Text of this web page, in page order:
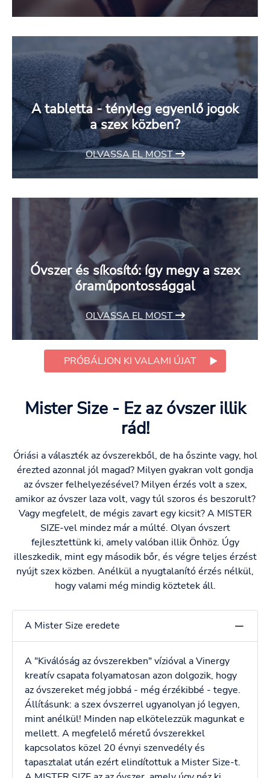
A tabletta - tényleg egyenlő jogok
a szex közben?
OLVASSA EL MOST
Óvszer és síkosító: így megy a szex
óraműpontossággal
OLVASSA EL MOST
PRÓBÁLJON KI VALAMI ÚJAT
Mister Size - Ez az óvszer illik
rád!
Óriási a választék az óvszerekből, de ha őszinte vagy, hol
érezted azonnal jól magad? Milyen gyakran volt gondja
az óvszer felhelyezésével? Milyen érzés volt a szex,
amikor az óvszer laza volt, vagy túl szoros és beszorult?
Vagy megfelelt, de mégis zavart egy kicsit? A MISTER
SIZE-vel mindez már a múlté. Olyan óvszert
fejlesztettünk ki, amely valóban illik Önhöz. Úgy
illeszkedik, mint egy második bőr, és végre teljes érzést
nyújt szex közben. Anélkül a nyugtalanító érzés nélkül,
hogy valami még mindig köztetek áll.
A Mister Size eredete
A "Kiválóság az óvszerekben" vízióval a Vinergy
kreatív csapata folyamatosan azon dolgozik, hogy
az óvszereket még jobbá - még érzékibbé - tegye.
Állításunk: a szex óvszerrel ugyanolyan jó legyen,
mint anélkül! Minden nap elkötelezzük magunkat e
mellett. A megfelelő méretű óvszerekkel
kapcsolatos közel 20 évnyi szenvedély és
tapasztalat után ezért elindítottuk a Mister Size-t.